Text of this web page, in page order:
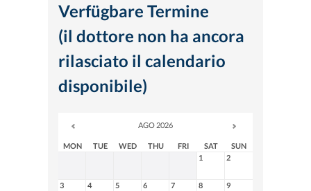
Verfügbare Termine
(il dottore non ha ancora
rilasciato il calendario
disponibile)
AGO 2026
MON TUE WED THU FRI SAT
SUN
1
2
3 4 5 6 7 8 9